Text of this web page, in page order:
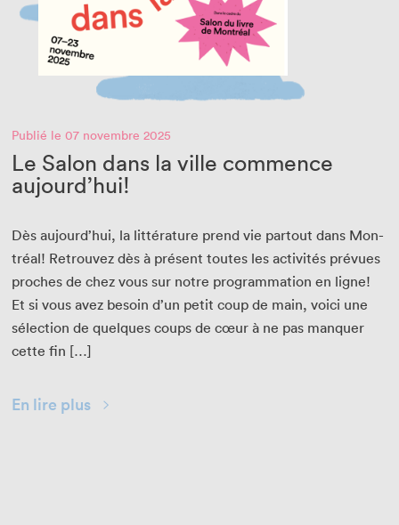
Publié le 07 novembre 2025
Le Salon dans la ville commence
aujourd’hui!
Dès aujour­d’hui, la lit­téra­ture prend vie partout dans Mon­
tréal! Retrou­vez dès à présent toutes les activ­ités prévues
proches de chez vous sur notre pro­gram­ma­tion en ligne!
Et si vous avez besoin d’un petit coup de main, voici une
sélec­tion de quelques coups de cœur à ne pas man­quer
cette fin […]
En lire plus